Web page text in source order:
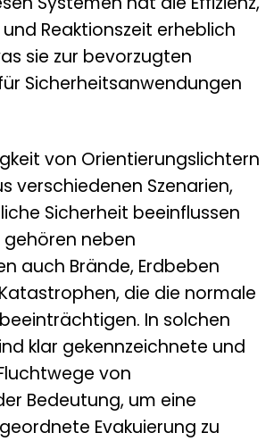
Reaktionszeit erheblich
sie zur bevorzugten
Sicherheitsanwendungen
von Orientierungslichtern
verschiedenen Szenarien,
Sicherheit beeinflussen
gehören neben
auch Brände, Erdbeben
die die normale
In solchen
klar gekennzeichnete und
von
Bedeutung, um eine
Evakuierung zu